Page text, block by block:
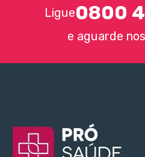
Ligue0800
e aguarde